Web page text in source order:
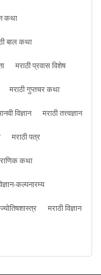
कथा
बाल कथा
मराठी प्रवास विशेष
मराठी गुप्तचर कथा
विज्ञान
मराठी तत्त्वज्ञान
मराठी पत्र
कथा
कल्पनारम्य
मराठी विज्ञान